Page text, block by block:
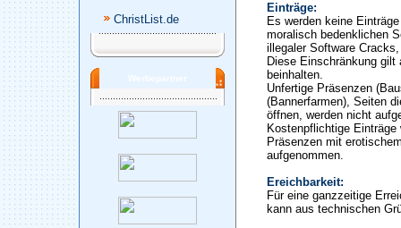
ChristList.de
Werbepartner
Einträge:
Es werden keine
moralisch bedenklichen
illegaler Software
Diese Einschränkung
beinhalten.
Unfertige Präsenzen
(Bannerfarmen), Seiten
öffnen, werden nicht
Kostenpflichtige
Präsenzen mit
aufgenommen.
Ereichbarkeit:
Für eine ganzzeitige
kann aus technischen